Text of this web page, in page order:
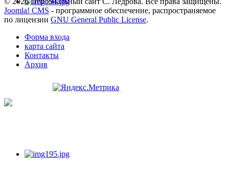
Joomla! CMS - программное обеспечение, распространяемое
по лицензии GNU General Public License.
Форма входа
карта сайта
Контакты
Архив